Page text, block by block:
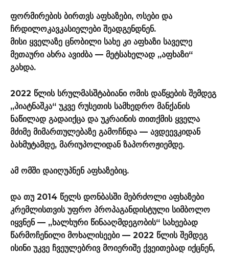
ფორმირების ბირთვს აფხაზები, ოსები და
ჩრდილოკავკასიელები შეადგენდნენ.
მისი ყველაზე ცნობილი სახე კი აფხაზი საველე
მეთაური ახრა ავიძბა — მეტსახელად „აფხაზი“
გახდა.
2022 წლის სრულმასშტაბიანი ომის დაწყების შემდეგ
„პიატნაშკა“ უკვე რუსეთის სამხედრო მანქანის
ნაწილად გადაიქცა და უკრაინის თითქმის ყველა
მძიმე მიმართულებაზე გამოჩნდა — ავდეევკიდან
ბახმუტამდე, მარიუპოლიდან ზაპოროჟიემდე.
ამ ომში დაიღუპნენ აფხაზებიც.
და თუ 2014 წელს დონბასში მებრძოლი აფხაზები
კრემლისთვის უფრო პროპაგანდისტული სიმბოლო
იყვნენ — „ხალხური წინააღმდეგობის“ სახეებად
წარმოჩენილი მოხალისეები — 2022 წლის შემდეგ
ისინი უკვე ჩვეულებრივ მოიერიშე ქვეითებად იქცნენ,